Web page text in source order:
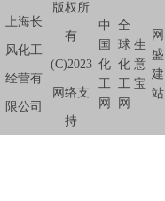
上海长
风化工
经营有
限公司
版权所
有
(C)2023
网络支
持
中
国
化
工
网
全
球
化
工
网
生
意
宝
网
盛
建
站